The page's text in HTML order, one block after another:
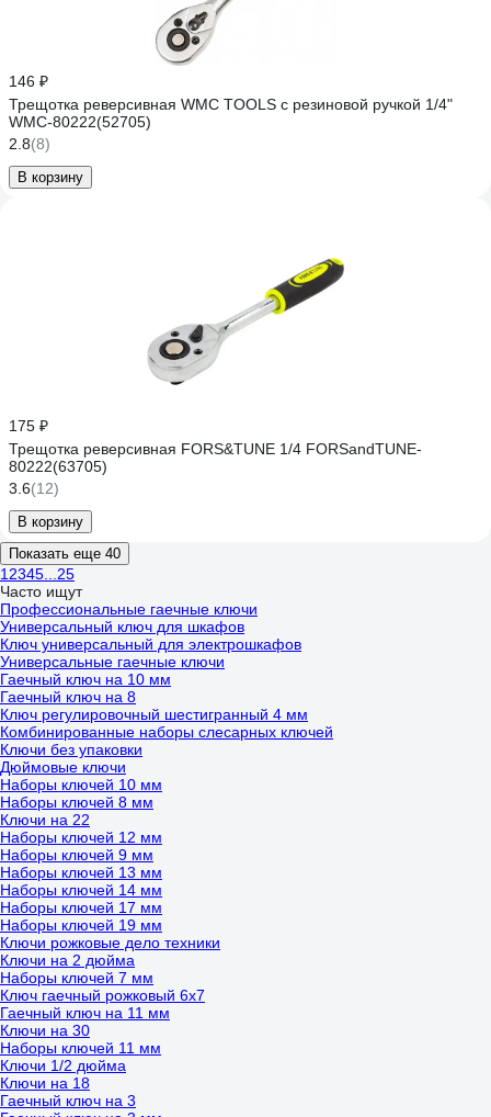
146 ₽
Трещотка реверсивная WMC TOOLS с резиновой ручкой 1/4"
WMC-80222(52705)
2.8(8)
В корзину
175 ₽
Трещотка реверсивная FORS&TUNE 1/4 FORSandTUNE-
80222(63705)
3.6(12)
В корзину
Показать еще 40
1 2345
25
Часто ищут
Профессиональные гаечные ключи
Универсальный ключ для шкафов
Ключ универсальный для электрошкафов
Универсальные гаечные ключи
Гаечный ключ на 10 мм
Гаечный ключ на 8
Ключ регулировочный шестигранный 4 мм
Комбинированные наборы слесарных ключей
Ключи без упаковки
Дюймовые ключи
Наборы ключей 10 мм
Наборы ключей 8 мм
Ключи на 22
Наборы ключей 12 мм
Наборы ключей 9 мм
Наборы ключей 13 мм
Наборы ключей 14 мм
Наборы ключей 17 мм
Наборы ключей 19 мм
Ключи рожковые дело техники
Ключи на 2 дюйма
Наборы ключей 7 мм
Ключ гаечный рожковый 6х7
Гаечный ключ на 11 мм
Ключи на 30
Наборы ключей 11 мм
Ключи 1/2 дюйма
Ключи на 18
Гаечный ключ на 3